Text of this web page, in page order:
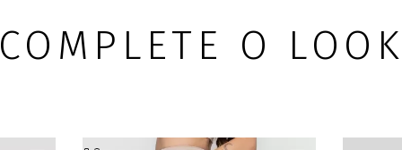
COMPLETE O LOOK